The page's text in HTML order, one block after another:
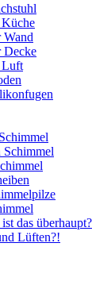
Wand
Decke
Luft
Schimmel
das überhaupt?
Lüften?!